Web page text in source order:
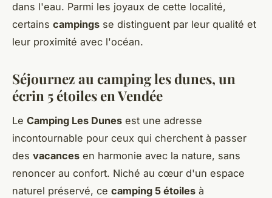
dans l'eau. Parmi les joyaux de cette localité,
certains campings se distinguent par leur qualité et
leur proximité avec l'océan.
Séjournez au camping les dunes, un
écrin 5 étoiles en Vendée
Le Camping Les Dunes est une adresse
incontournable pour ceux qui cherchent à passer
des vacances en harmonie avec la nature, sans
renoncer au confort. Niché au cœur d'un espace
naturel préservé, ce camping 5 étoiles à